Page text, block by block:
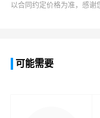
以合同约定价格为准，感谢
可能需要